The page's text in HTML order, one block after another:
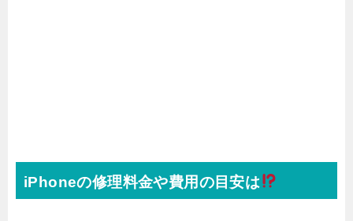
iPhoneの修理料金や費用の目安は